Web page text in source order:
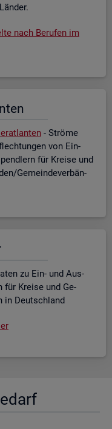
nach Be­ru­fen im
- Strö­me
von Ein-
für Krei­se und
Ge­mein­de­ver­bän­
zu Ein- und Aus­
für Krei­se und Ge­
in Deutsch­land